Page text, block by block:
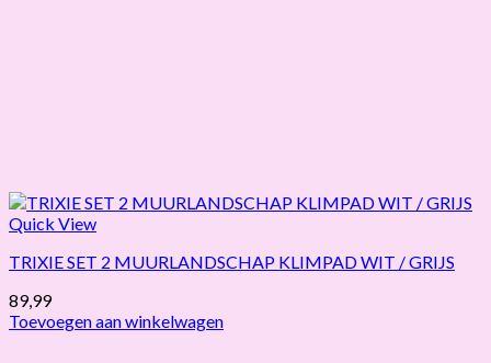
Quick View
TRIXIE SET 2 MUURLANDSCHAP KLIMPAD WIT / GRIJS
89,99
Toevoegen aan winkelwagen